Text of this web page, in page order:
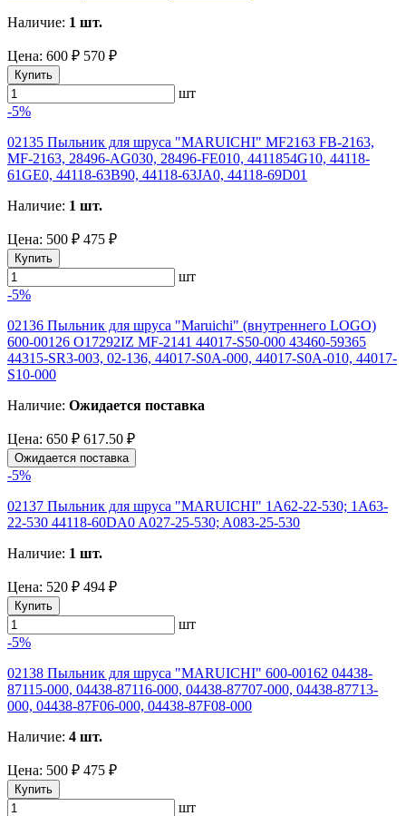
Наличие: 1 шт.
Цена: 600 ₽ 570 ₽
Купить
шт
-5%
02135 Пыльник для шруса "MARUICHI" MF2163 FB-2163,
MF-2163, 28496-AG030, 28496-FE010, 4411854G10, 44118-
61GE0, 44118-63B90, 44118-63JA0, 44118-69D01
Наличие: 1 шт.
Цена: 500 ₽ 475 ₽
Купить
шт
-5%
02136 Пыльник для шруса "Maruichi" (внутреннего LOGO)
600-00126 O17292IZ MF-2141 44017-S50-000 43460-59365
44315-SR3-003, 02-136, 44017-S0A-000, 44017-S0A-010, 44017-
S10-000
Наличие: Ожидается поставка
Цена: 650 ₽ 617.50 ₽
Ожидается поставка
-5%
02137 Пыльник для шруса "MARUICHI" 1A62-22-530; 1A63-
22-530 44118-60DA0 A027-25-530; A083-25-530
Наличие: 1 шт.
Цена: 520 ₽ 494 ₽
Купить
шт
-5%
02138 Пыльник для шруса "MARUICHI" 600-00162 04438-
87115-000, 04438-87116-000, 04438-87707-000, 04438-87713-
000, 04438-87F06-000, 04438-87F08-000
Наличие: 4 шт.
Цена: 500 ₽ 475 ₽
Купить
шт